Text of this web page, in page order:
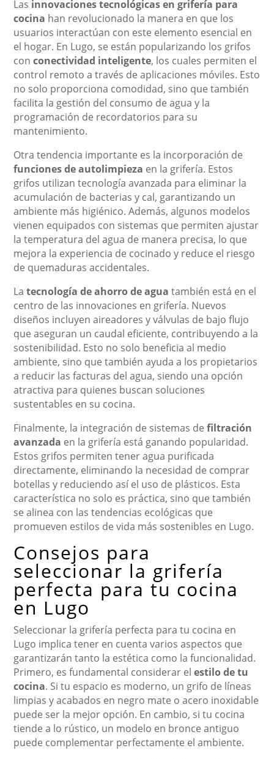
Las innovaciones tecnológicas en grifería para
cocina han revolucionado la manera en que los
usuarios interactúan con este elemento esencial en
el hogar. En Lugo, se están popularizando los grifos
conconectividad inteligente, los cuales permiten el
control remoto a través de aplicaciones móviles. Esto
no solo proporciona comodidad, sino que también
facilita la gestión del consumo de agua y la
programación de recordatorios para su
mantenimiento.
Otra tendencia importante es la incorporación de
funciones de autolimpieza en la grifería. Estos
grifos utilizan tecnología avanzada para eliminar la
acumulación de bacterias y cal, garantizando un
ambiente más higiénico. Además, algunos modelos
vienen equipados con sistemas que permiten ajustar
la temperatura del agua de manera precisa, lo que
mejora la experiencia de cocinado y reduce el riesgo
de quemaduras accidentales.
Latecnología de ahorro de agua también está en el
centro de las innovaciones en grifería. Nuevos
diseños incluyen aireadores y válvulas de bajo flujo
que aseguran un caudal eficiente, contribuyendo a la
sostenibilidad. Esto no solo beneficia al medio
ambiente, sino que también ayuda a los propietarios
a reducir las facturas del agua, siendo una opción
atractiva para quienes buscan soluciones
sustentables en su cocina.
Finalmente, la integración de sistemas defiltración
avanzada en la grifería está ganando popularidad.
Estos grifos permiten tener agua purificada
directamente, eliminando la necesidad de comprar
botellas y reduciendo así el uso de plásticos. Esta
característica no solo es práctica, sino que también
se alinea con las tendencias ecológicas que
promueven estilos de vida más sostenibles en Lugo.
Consejos para
seleccionar la grifería
perfecta para tu cocina
en Lugo
Seleccionar la grifería perfecta para tu cocina en
Lugo implica tener en cuenta varios aspectos que
garantizarán tanto la estética como la funcionalidad.
Primero, es fundamental considerar elestilo de tu
cocina. Si tu espacio es moderno, un grifo de líneas
limpias y acabados en negro mate o acero inoxidable
puede ser la mejor opción. En cambio, si tu cocina
tiende a lo rústico, un modelo en bronce antiguo
puede complementar perfectamente el ambiente.